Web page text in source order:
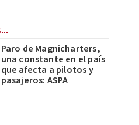
Paro de Magnicharters,
una constante en el país
que afecta a pilotos y
pasajeros: ASPA